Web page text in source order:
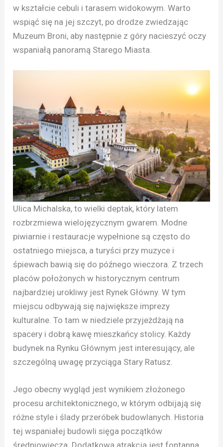
w kształcie cebuli i tarasem widokowym. Warto
wspiąć się na jej szczyt, po drodze zwiedzając
Muzeum Broni, aby następnie z góry nacieszyć oczy
wspaniałą panoramą Starego Miasta.
Ulica Michalska, to wielki deptak, który latem
rozbrzmiewa wielojęzycznym gwarem. Modne
piwiarnie i restauracje wypełnione są często do
ostatniego miejsca, a turyści przy muzyce i
śpiewach bawią się do późnego wieczora. Z trzech
placów położonych w historycznym centrum
najbardziej urokliwy jest Rynek Główny. W tym
miejscu odbywają się największe imprezy
kulturalne. To tam w niedziele przyjeżdżają na
spacery i dobrą kawę mieszkańcy stolicy. Każdy
budynek na Rynku Głównym jest interesujący, ale
szczególną uwagę przyciąga Stary Ratusz.
Jego obecny wygląd jest wynikiem złożonego
procesu architektonicznego, w którym odbijają się
różne style i ślady przeróbek budowlanych. Historia
tej wspaniałej budowli sięga początków